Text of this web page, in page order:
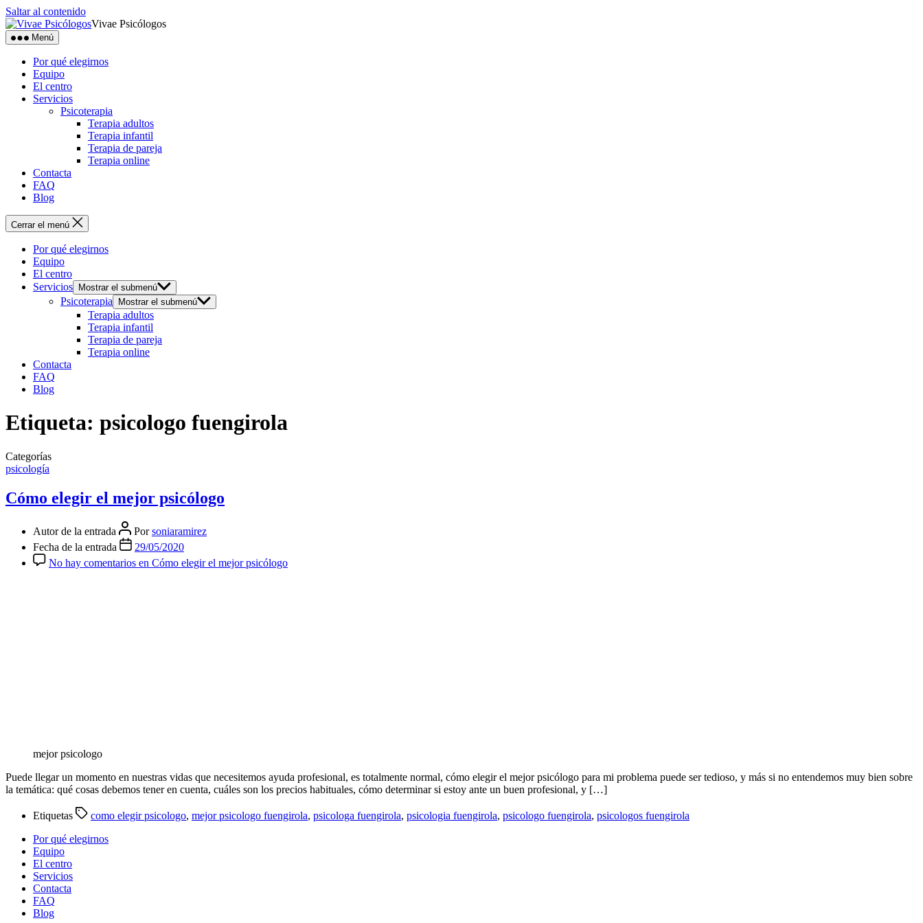
Saltar al contenido
Vivae Psicólogos
Menú
Por qué elegirnos
Equipo
El centro
Servicios
Psicoterapia
Terapia adultos
Terapia infantil
Terapia de pareja
Terapia online
Contacta
FAQ
Blog
Cerrar el menú
Por qué elegirnos
Equipo
El centro
Servicios
Mostrar el submenú
Psicoterapia Mostrar el submenú
Terapia adultos
Terapia infantil
Terapia de pareja
Terapia online
Contacta
FAQ
Blog
Etiqueta: psicologo fuengirola
Categorías
psicología
Cómo elegir el mejor psicólogo
Autor de la entrada Porsoniaramirez
Fecha de la entrada
29/05/2020
No hay comentarios en Cómo elegir el mejor psicólogo
mejor psicologo
Puede llegar un momento en nuestras vidas que necesitemos ayuda profesional, es totalmente normal, cómo elegir el mejor psicólogo para mi problema puede ser tedioso, y más si no entendemos muy bien sobre
la temática: qué cosas debemos tener en cuenta, cuáles son los precios habituales, cómo determinar si estoy ante un buen profesional, y […]
Etiquetas como elegir psicologo, mejor psicologo fuengirola, psicologa fuengirola, psicologia fuengirola, psicologo fuengirola, psicologos fuengirola
Por qué elegirnos
Equipo
El centro
Servicios
Contacta
FAQ
Blog